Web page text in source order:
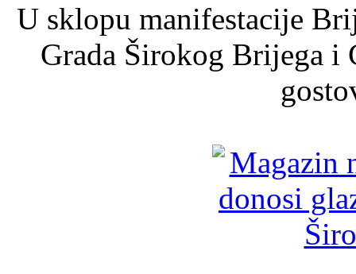
U sklopu manifestacije
Grada Širokog Brijega